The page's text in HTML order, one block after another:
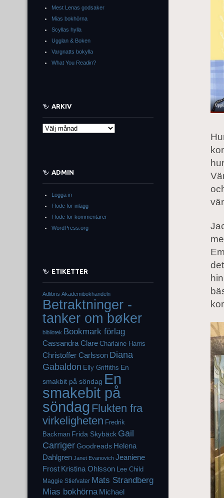
Mest Lenas godsaker
Mias bokhörna
Scyllas hylla
Ugglan & Boken
Vargnatts bokylla
What You Readin?
ARKIV
Arkiv
ADMIN
Logga in
Flöde för inlägg
Flöde för kommentarer
WordPress.org
ETIKETTER
Adlibris Akademibokhandeln
Betraktninger -
tanker om bøker
bibliotek Bookmark förlag
Cassandra Clare Charlaine Harris
Christoffer Carlsson Diana
Gabaldon Elly Griffiths En
smakbit på söndag En
smakebit på
söndag Flukten fra
virkeligheten Fredrik
Backman Frida Skybäck Gail
CarrigerGoodreads Helena
Dahlgren Janet Evanovich Jeaniene
Frost Kristina Ohlsson Lee Child
Maggie Stiefvater Mats Strandberg
Mias bokhörna Michael